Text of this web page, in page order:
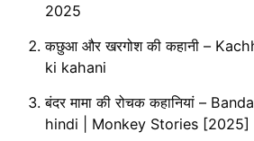
2025
कछुआ और खरगोश की कहानी –
ki kahani
बंदर मामा की रोचक कहानियां –
hindi | Monkey Stories [2025]